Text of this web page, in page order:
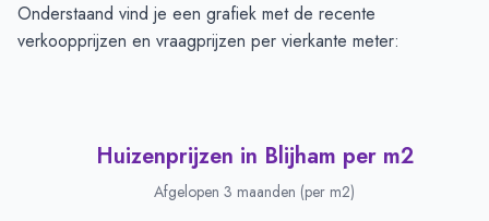
Onderstaand vind je een grafiek met de recente
verkoopprijzen en vraagprijzen per vierkante meter:
Huizenprijzen in Blijham per m2
Afgelopen 3 maanden (per m2)